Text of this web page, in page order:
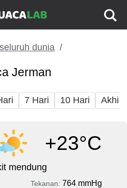
dunia
Jerman
7 Hari 10 Hari Akhir
+23°C
mendung
Tekanan: 764 mmHg